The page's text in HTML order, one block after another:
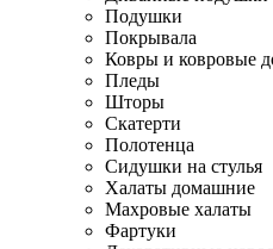
Подушки
Покрывала
Ковры и ковровые
Пледы
Шторы
Скатерти
Полотенца
Сидушки на стулья
Халаты домашние
Махровые халаты
Фартуки